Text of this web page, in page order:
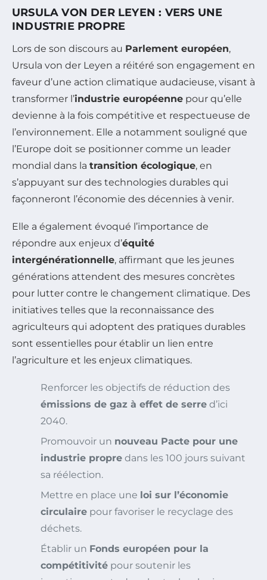
URSULA VON DER LEYEN : VERS UNE
INDUSTRIE PROPRE
Lors de son discours au Parlement européen,
Ursula von der Leyen a réitéré son engagement en
faveur d’une action climatique audacieuse, visant à
transformer l’industrie européenne pour qu’elle
devienne à la fois compétitive et respectueuse de
l’environnement. Elle a notamment souligné que
l’Europe doit se positionner comme un leader
mondial dans la transition écologique, en
s’appuyant sur des technologies durables qui
façonneront l’économie des décennies à venir.
Elle a également évoqué l’importance de
répondre aux enjeux d’équité
intergénérationnelle, affirmant que les jeunes
générations attendent des mesures concrètes
pour lutter contre le changement climatique. Des
initiatives telles que la reconnaissance des
agriculteurs qui adoptent des pratiques durables
sont essentielles pour établir un lien entre
l’agriculture et les enjeux climatiques.
Renforcer les objectifs de réduction des
émissions de gaz à effet de serre d’ici
2040.
Promouvoir un nouveau Pacte pour une
industrie propre dans les 100 jours suivant
sa réélection.
Mettre en place une loi sur l’économie
circulaire pour favoriser le recyclage des
déchets.
Établir un Fonds européen pour la
compétitivité pour soutenir les